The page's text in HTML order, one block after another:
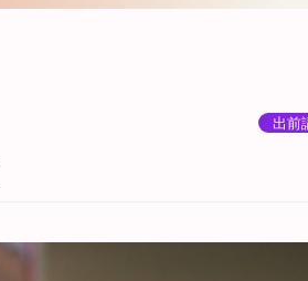
出前